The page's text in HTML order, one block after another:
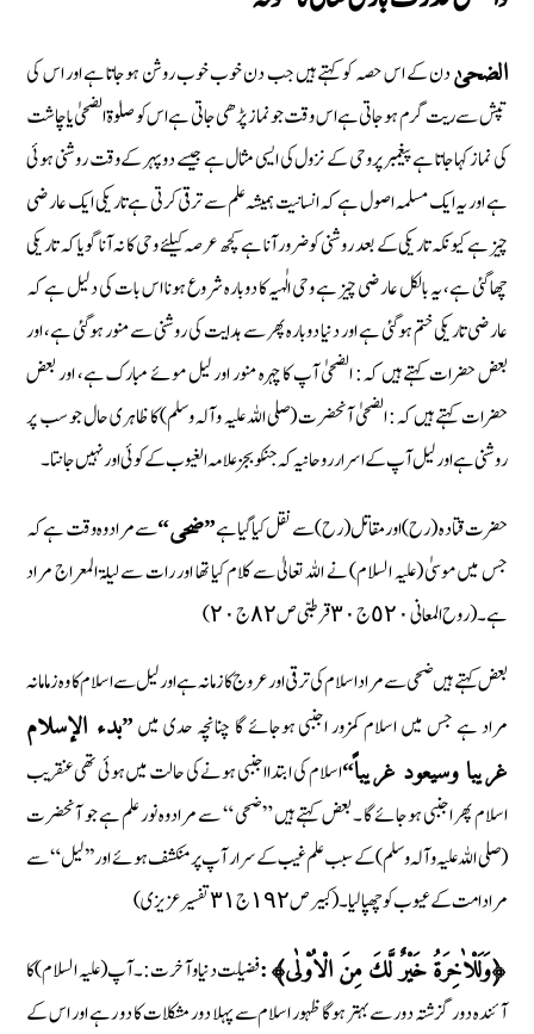
الضحیٰ دن کے اس حصہ کو کہتے ہیں جب دن خوب خوب روشن ہوجاتا ہے اور اس کی
تپش سے ریت گرم ہوجاتی ہے اس وقت جو نماز پڑھی جاتی ہے اس کو صلوٰۃ الضحیٰ یا چاشت
کی نماز کہا جاتا ہے پیغمبر پر وحی کے نزول کی ایسی مثال ہے جیسے دوپہر کے وقت روشنی ہوئی
ہے اور یہ ایک مسلمہ اصول ہے کہ انسانیت ہمیشہ علم سے ترقی کرتی ہے تاریکی ایک عارضی
چیز ہے کیونکہ تاریکی کے بعد روشنی كوضرور آنا ہے کچھ عرصہ کیلئے وحی کا نہ آنا گویا کہ تاریکی
چھا گئی ہے، یہ بالکل عارضی چیز ہے وحی الٰہیہ کا دوبارہ شروع ہونا اس بات کی دلیل ہے کہ
عارضی تاریکی ختم ہوگئی ہے اور دنیا دوبارہ پھر سے ہدایت کی روشنی سے منور ہوگئی ہے، اور
بعض حضرات کہتے ہیں کہ: الضحیٰ آپ کا چہرہ منور اور لیل موئے مبارک ہے، اور بعض
حضرات کہتے ہیں کہ: الضحیٰ آنحضرت (صلی اللہ علیہ وآلہ وسلم) کا ظاہری حال جو سب پر
روشنی ہے اور لیل آپ کے اسرار روحانیہ کہ جنکو بجز علامہ الغیوب کے کوئی اور نہیں جانتا ۔
حضرت قتادہ (رح) اور مقاتل (رح) سے نقل کیا گیا ہے”ضحی“سے مراد وہ وقت ہے کہ
جس میں موسیٰ (علیہ السلام) نے اللہ تعالیٰ سے کلام کیا تھا اور رات سے لیلۃ المعراج مراد
ہے۔ ( روح المعانی ٥٢٠ ج ٣٠ قرطبی ص ٨٢ ج ٢٠)
بعض کہتے ہیں ضحی سے مراد اسلام کی ترقی اور عروج کا زمانہ ہے اور لیل سے اسلام کا وہ زمامانہ
مراد ہے جس میں اسلام کمزور اجنبی ہوجائے گا چنانچہ حدی میں ”بدء الإسلام
غريبا وسيعود غريباً“اسلام کی ابتدا اجنبی ہونے کی حالت میں ہوئی تھی عنقریب
اسلام پھر اجنبی ہوجائے گا ۔ بعض کہتے ہیں ” ضحی “ سے مرادوہ نور علم ہے جو آنحضرت
(صلی اللہ علیہ وآلہ وسلم) کے سبب علم غیب کے سرار آپ پر منکشف ہوئے اور ’ ’ لیل “ سے
مراد امت کے عیوب کو چھپالیا۔ ( کبیر ص ١٩٢ ج ٣١ تفسیر عزیزی)
﴿وَلَلْاٰخِرَةُ خَيْرٌ لَّكَ مِنَ الْاُوْلٰى﴾:فضلیت دنیا و آخرت :۔ آپ (علیہ السلام) کا
آئندہ دور گزشتہ دور سے بہتر ہوگا ظہور اسلام سے پہلا دور مشکلات کا دو رہے اور اس کے